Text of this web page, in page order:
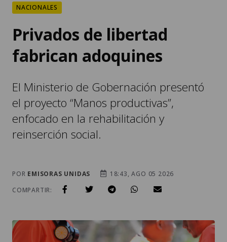
NACIONALES
Privados de libertad
fabrican adoquines
El Ministerio de Gobernación presentó
el proyecto “Manos productivas”,
enfocado en la rehabilitación y
reinserción social.
POR EMISORAS UNIDAS
18:43, AGO 05 2026
COMPARTIR: